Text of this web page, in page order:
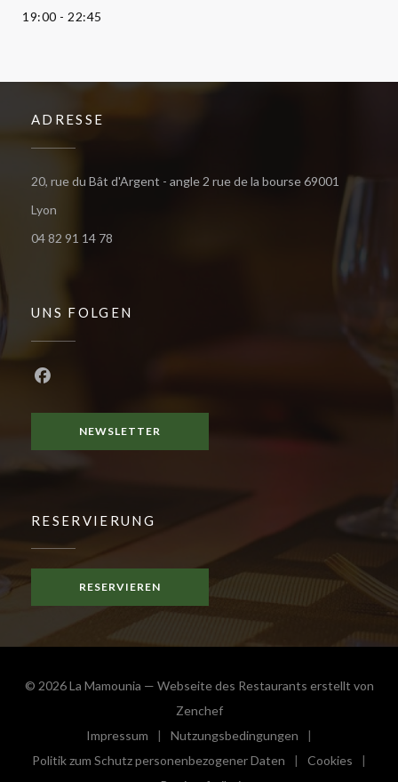
19:00 - 22:45
ADRESSE
20, rue du Bât d'Argent - angle 2 rue de la bourse 69001
Lyon
04 82 91 14 78
UNS FOLGEN
NEWSLETTER
RESERVIERUNG
RESERVIEREN
© 2026 La Mamounia — Webseite des Restaurants erstellt von
Zenchef((öffnet ein neues Fenster))
Impressum
((öffnet ein neues Fenster))
Nutzungsbedingungen
((öffnet ein neues Fenster))
Politik zum Schutz personenbezogener Daten
((öffnet ein neues Fenster))
Cookies
((öffnet